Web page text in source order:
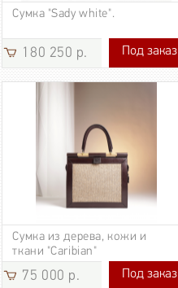
Сумка "Sady white".
180 250 р. 180 250 р.
Под заказ
Сумка из дерева, кожи и
ткани "Caribian"
75 000 р. 75 000 р.
Под заказ